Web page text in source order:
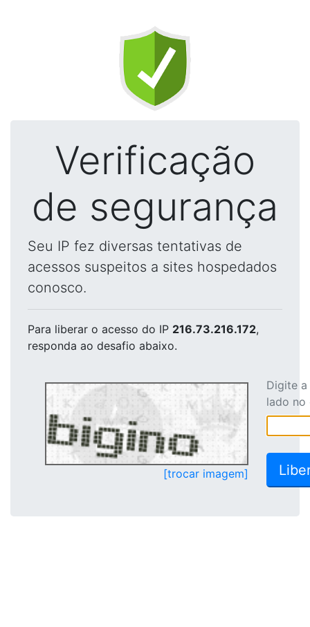
Verificação
de segurança
Seu IP fez diversas tentativas de
acessos suspeitos a sites hospedados
conosco.
Para liberar o acesso do IP 216.73.216.172,
responda ao desafio abaixo.
[trocar imagem]
Digite
lado no